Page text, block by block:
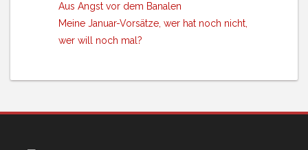
Aus Angst vor dem Banalen
Meine Januar-Vorsätze, wer hat noch nicht,
wer will noch mal?